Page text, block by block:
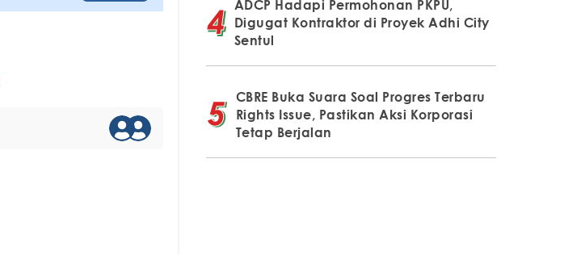
ADCP Hadapi Permohonan PKPU,
Digugat Kontraktor di Proyek Adhi City
Sentul
CBRE Buka Suara Soal Progres Terbaru
Rights Issue, Pastikan Aksi Korporasi
Tetap Berjalan